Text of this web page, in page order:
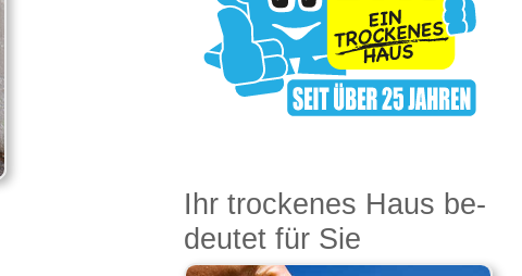
Ihr trocke­nes Haus be­
deu­tet für Sie